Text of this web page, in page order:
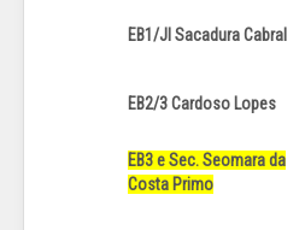
EB1/JI Sacadura Cabral
EB2/3 Cardoso Lopes
EB3 e Sec. Seomara da
Costa Primo